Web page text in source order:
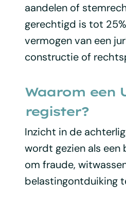
aandelen of
gerechtigd is tot
vermogen van een
constructie of
Waarom een
register?
Inzicht in de
wordt gezien als een
om fraude,
belastingontduiking